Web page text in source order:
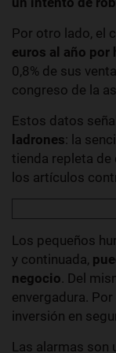
Por otro lado, el
euros al año por
0,8% de sus
congreso de la
Estos datos
ladrones: la
tienda repleta
los artículos
Los pequeños
y continuada,
negocio. Del
envergadura.
inversión en
Las alarmas son